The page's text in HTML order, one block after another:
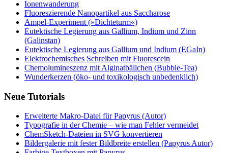
Ionenwanderung
Fluoreszierende Nanopartikel aus Saccharose
Ampel-Experiment (»Dichteturm«)
Eutektische Legierung aus Gallium, Indium und Zinn
(Galinstan)
Eutektische Legierung aus Gallium und Indium (EGaIn)
Elektrochemisches Schreiben mit Fluorescein
Chemolumineszenz mit Alginatbällchen (Bubble-Tea)
Wunderkerzen (öko- und toxikologisch unbedenklich)
Neue Tutorials
Erweiterte Makro-Datei für Papyrus (Autor)
Typografie in der Chemie – wie man Fehler vermeidet
ChemSketch-Dateien in SVG konvertieren
Bildergalerie mit fester Bildbreite erstellen (Papyrus Autor)